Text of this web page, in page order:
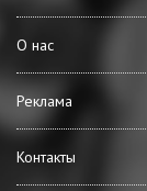
О нас
Реклама
Контакты